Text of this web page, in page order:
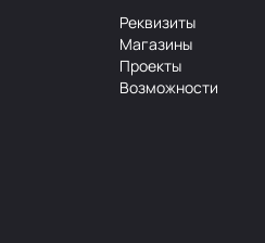
Реквизиты
Магазины
Проекты
Возможности